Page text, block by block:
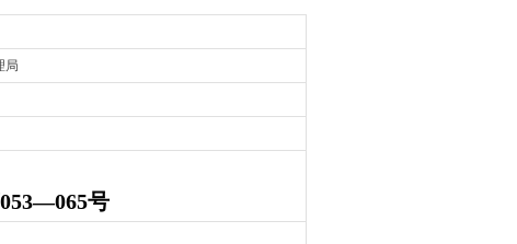
局
号